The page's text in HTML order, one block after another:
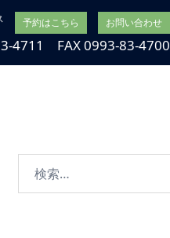
予約はこちら お問い合わせ
4711 FAX 0993-83-4700